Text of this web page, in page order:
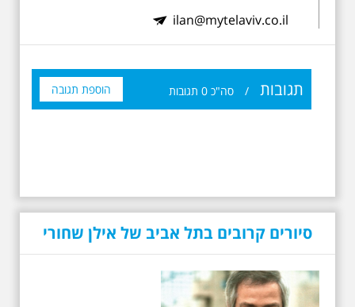
ilan@mytelaviv.co.il
תגובות / סה"כ 0 תגובות הוספת תגובה
סיורים קרובים בתל אביב של אילן שחורי